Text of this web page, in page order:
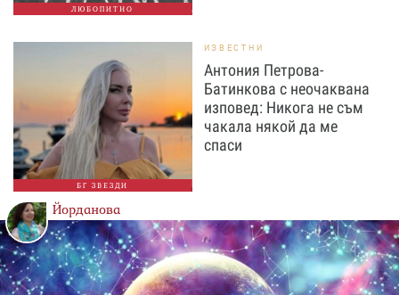
ЛЮБОПИТНО
БГ ЗВЕЗДИ
ИЗВЕСТНИ
Антония Петрова-
Батинкова с неочаквана
изповед: Никога не съм
чакала някой да ме
спаси
Йорданова